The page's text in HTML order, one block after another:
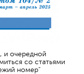
и очередной
со статьями
номер"